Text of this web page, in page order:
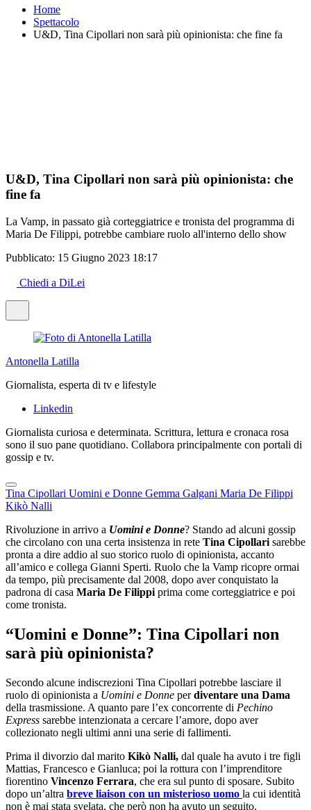
Home
Spettacolo
U&D, Tina Cipollari non sarà più opinionista: che fine fa
U&D, Tina Cipollari non sarà più opinionista: che
fine fa
La Vamp, in passato già corteggiatrice e tronista del programma di
Maria De Filippi, potrebbe cambiare ruolo all'interno dello show
Pubblicato: 15 Giugno 2023 18:17
Chiedi a DiLei
Antonella Latilla
Giornalista, esperta di tv e lifestyle
Linkedin
Giornalista curiosa e determinata. Scrittura, lettura e cronaca rosa
sono il suo pane quotidiano. Collabora principalmente con portali di
gossip e tv.
Tina Cipollari Uomini e Donne Gemma Galgani Maria De Filippi
Kikò Nalli
Rivoluzione in arrivo a Uomini e Donne? Stando ad alcuni gossip
che circolano con una certa insistenza in rete Tina Cipollari sarebbe
pronta a dire addio al suo storico ruolo di opinionista, accanto
all’amico e collega Gianni Sperti. Ruolo che la Vamp ricopre ormai
da tempo, più precisamente dal 2008, dopo aver conquistato la
padrona di casa Maria De Filippi prima come corteggiatrice e poi
come tronista.
“Uomini e Donne”: Tina Cipollari non
sarà più opinionista?
Secondo alcune indiscrezioni Tina Cipollari potrebbe lasciare il
ruolo di opinionista a Uomini e Donne perdiventare una Dama
della trasmissione. A quanto pare l’ex concorrente di Pechino
Express sarebbe intenzionata a cercare l’amore, dopo aver
collezionato negli ultimi anni una serie di fallimenti.
Prima il divorzio dal marito Kikò Nalli, dal quale ha avuto i tre figli
Mattias, Francesco e Gianluca; poi la rottura con l’imprenditore
fiorentino Vincenzo Ferrara, che era sul punto di sposare. Subito
dopo un’altra breve liaison con un misterioso uomo la cui identità
non è mai stata svelata, che però non ha avuto un seguito.